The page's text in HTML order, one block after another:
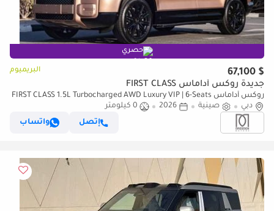
حصري
$ 67,100 البريميوم
جديدة روكس أداماس FIRST CLASS
روكس أداماس FIRST CLASS 1.5L Turbocharged AWD Luxury VIP | 6-Seats
| 2026 | For Local Registration +10%
دبي صينية 2026
0 كيلومتر
إتصل
واتساب